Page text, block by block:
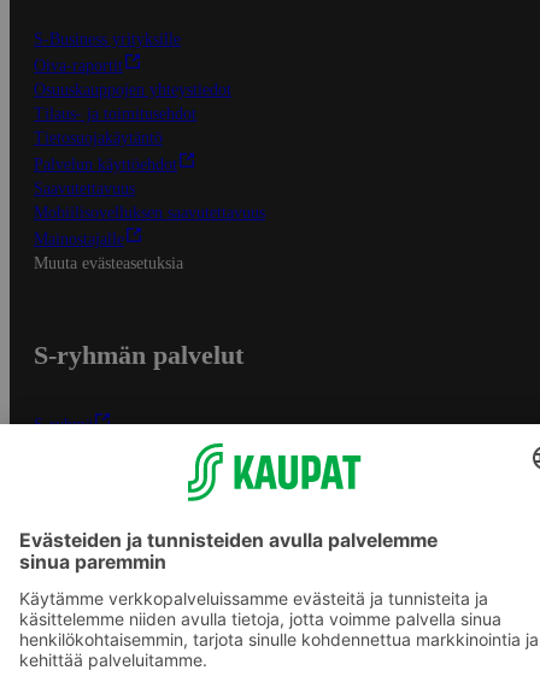
S-Business yrityksille
Oiva-raportit
Osuuskauppojen yhteystiedot
Tilaus- ja toimitusehdot
Tietosuojakäytäntö
Palvelun käyttöehdot
Saavutettavuus
Mobiilisovelluksen saavutettavuus
Mainostajalle
Muuta evästeasetuksia
S-ryhmän palvelut
S-ryhmä
Yhteishyvä Ruoka -sovellus
Prisma.fi
Sokos.fi
Yhteishyvä
Sokos Hotels
Raflaamo